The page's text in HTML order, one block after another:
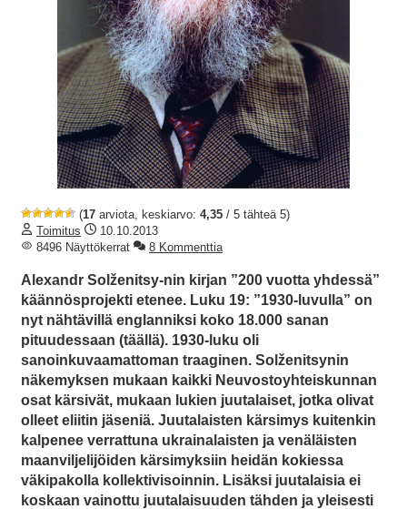
(17 arviota, keskiarvo: 4,35 / 5 tähteä 5)
Toimitus
10.10.2013
8496 Näyttökerrat
8 Kommenttia
Alexandr Solženitsy-nin kirjan ”200 vuotta yhdessä”
käännösprojekti etenee. Luku 19: ”1930-luvulla” on
nyt nähtävillä englanniksi koko 18.000 sanan
pituudessaan (täällä). 1930-luku oli
sanoinkuvaamattoman traaginen. Solženitsynin
näkemyksen mukaan kaikki Neuvostoyhteiskunnan
osat kärsivät, mukaan lukien juutalaiset, jotka olivat
olleet eliitin jäseniä. Juutalaisten kärsimys kuitenkin
kalpenee verrattuna ukrainalaisten ja venäläisten
maanviljelijöiden kärsimyksiin heidän kokiessa
väkipakolla kollektivisoinnin. Lisäksi juutalaisia ei
koskaan vainottu juutalaisuuden tähden ja yleisesti